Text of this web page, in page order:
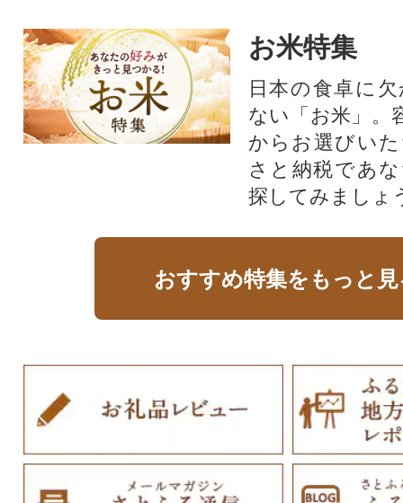
お米特集
日本の食卓に
ない「お米」。
からお選びい
さと納税であ
探してみましょ
おすすめ特集をもっと